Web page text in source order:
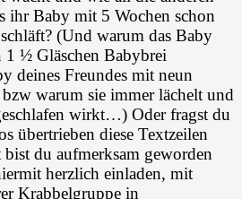
ihr Baby mit 5 Wochen schon
(Und warum das Baby
1 ½ Gläschen Babybrei
deines Freundes mit neun
warum sie immer lächelt und
wirkt…) Oder fragst du
übertrieben diese Textzeilen
du aufmerksam geworden
herzlich einladen, mit
Krabbelgruppe in